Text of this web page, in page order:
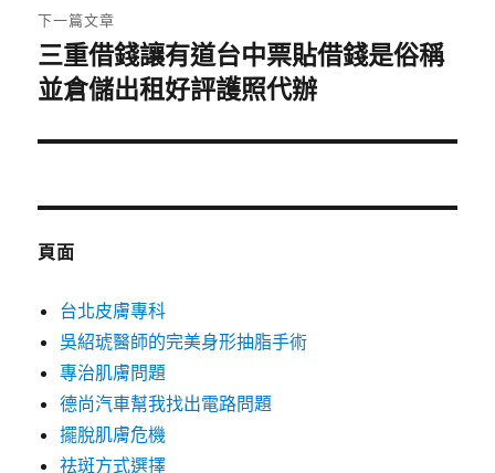
章:
下一篇文章
下
一
文
三重借錢讓有道台中票貼借錢是俗稱
並倉儲出租好評護照代辦
頁面
台北皮膚專科
吳紹琥醫師的完美身形抽脂手術
專治肌膚問題
德尚汽車幫我找出電路問題
擺脫肌膚危機
祛斑方式選擇